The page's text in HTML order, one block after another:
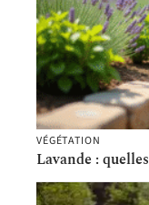
VÉGÉTATION
Lavande :